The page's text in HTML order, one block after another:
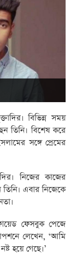
বিভিন্ন সময়
তিনি। বিশেষ করে
সঙ্গে প্রেমের
নিজের কাজের
তিনি। এবার নিজেকে
ফেসবুক পেজে
লেখেন, ‘আমি
হয়ে গেছে।’